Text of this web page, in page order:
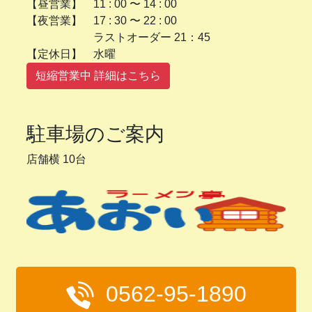
【昼営業】 11 : 00 〜 14 : 00
【夜営業】 17 : 30 〜 22 : 00
ラストオーダー 21：45
【定休日】 水曜
短縮営業中 詳細はこちら
駐車場のご案内
店舗横 10台
0562-95-1890